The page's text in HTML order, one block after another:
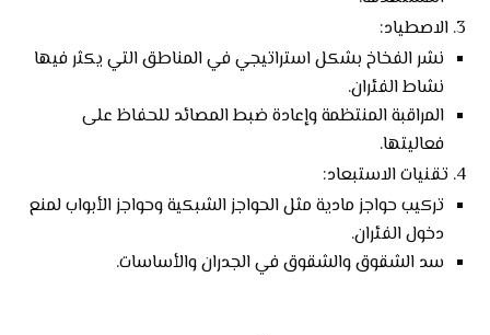
الاصطياد:
نشر الفخاخ بشكل استراتيجي في المناطق التي يكثر فيها
نشاط الفئران.
المراقبة المنتظمة وإعادة ضبط المصائد للحفاظ على
فعاليتها.
تقنيات الاستبعاد:
تركيب حواجز مادية مثل الحواجز الشبكية وحواجز الأبواب لمنع
دخول الفئران.
سد الشقوق والشقوق في الجدران والأساسات.